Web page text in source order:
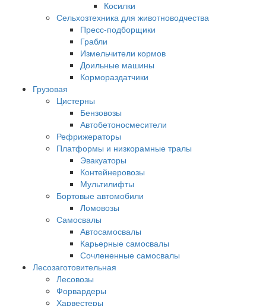
Косилки
Сельхозтехника для животноводчества
Пресс-подборщики
Грабли
Измельчители кормов
Доильные машины
Кормораздатчики
Грузовая
Цистерны
Бензовозы
Автобетоносмесители
Рефрижераторы
Платформы и низкорамные тралы
Эвакуаторы
Контейнеровозы
Мультилифты
Бортовые автомобили
Ломовозы
Самосвалы
Автосамосвалы
Карьерные самосвалы
Сочлененные самосвалы
Лесозаготовительная
Лесовозы
Форвардеры
Харвестеры